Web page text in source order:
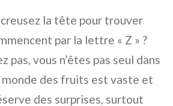
la tête pour trouver
par la lettre « Z » ?
pas, vous n’êtes pas seul dans
des fruits est vaste et
des surprises, surtout